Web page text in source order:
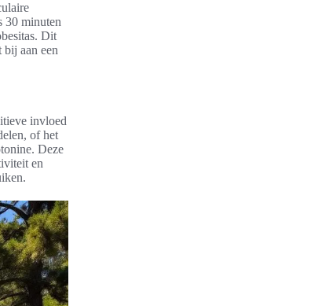
30 minuten
Dit
bij aan een
invloed
of het
Deze
en